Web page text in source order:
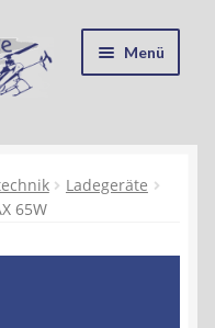
Menü
Ladegeräte
65W